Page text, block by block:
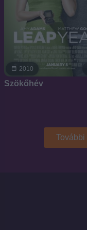
2010
Szökőhév